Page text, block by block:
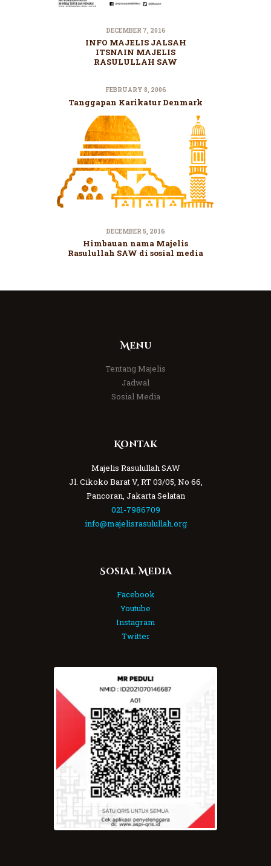
DECEMBER 7, 2016
INFO MAJELIS JALSAH
ITSNAIN MAJELIS
RASULULLAH SAW
FEBRUARY 8, 2006
Tanggapan Karikatur Denmark
DECEMBER 5, 2016
Himbauan nama Majelis
Rasulullah SAW di sosial media
Menu
Tentang Majelis
Jadwal
Sosial Media
Kontak
Majelis Rasulullah SAW
Jl. Cikoko Barat V, RT 03/05, No 66,
Pancoran, Jakarta Selatan
021-7986709
info@majelisrasulullah.org
Sosial Media
Facebook
Youtube
Instagram
Twitter